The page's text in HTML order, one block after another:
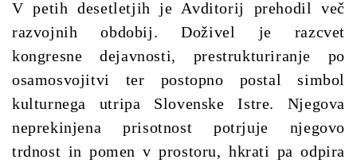
V petih desetletjih je Avditorij prehodil več
razvojnih obdobij. Doživel je razcvet
kongresne dejavnosti, prestrukturiranje po
osamosvojitvi ter postopno postal simbol
kulturnega utripa Slovenske Istre. Njegova
neprekinjena prisotnost potrjuje njegovo
trdnost in pomen v prostoru, hkrati pa odpira